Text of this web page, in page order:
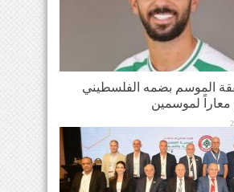
الموسم بضمه الفلسطيني
لموسمين